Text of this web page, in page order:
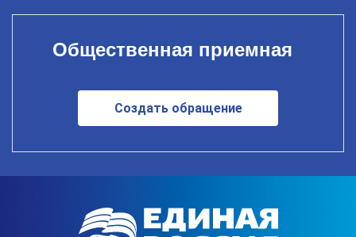
Общественная приемная
Создать обращение